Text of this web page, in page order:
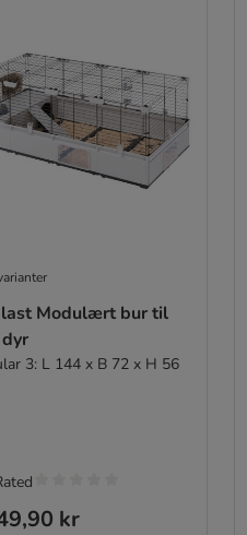
Modulært bur til
3: L 144 x B 72 x H 56
kr